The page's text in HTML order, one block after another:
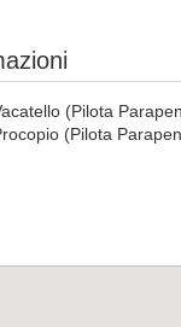
(Pilota
(Pilota